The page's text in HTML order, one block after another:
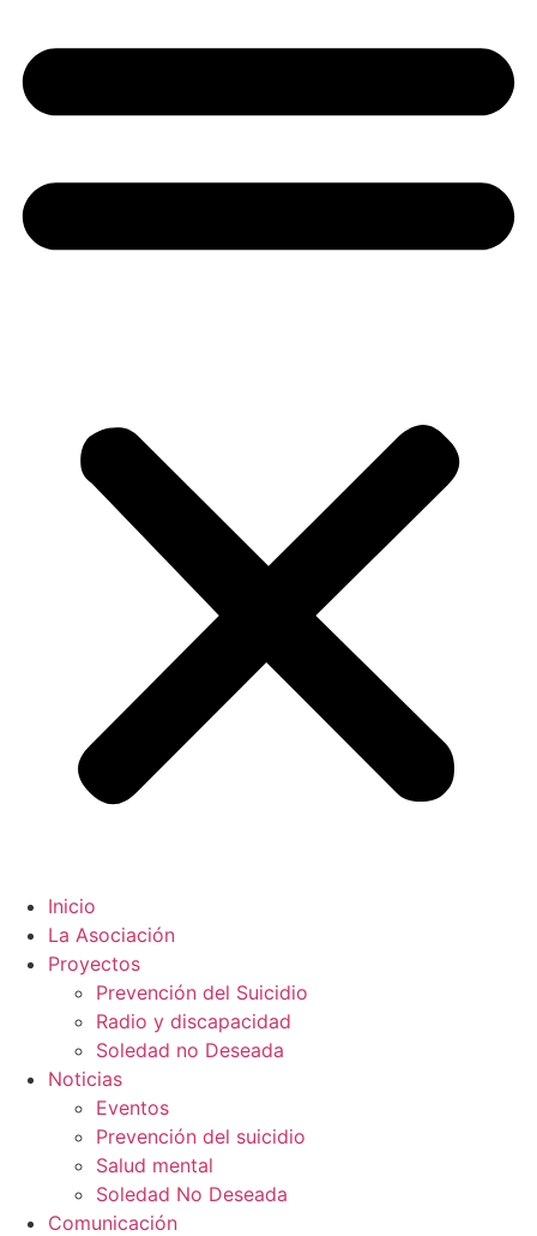
Inicio
La Asociación
Proyectos
Prevención del Suicidio
Radio y discapacidad
Soledad no Deseada
Noticias
Eventos
Prevención del suicidio
Salud mental
Soledad No Deseada
Comunicación